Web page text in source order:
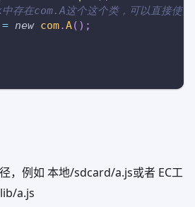
在com.A这个这个类，可以直接使用
= new com.A( ) ;
，例如 本地/sdcard/a.js或者 EC工
a.js